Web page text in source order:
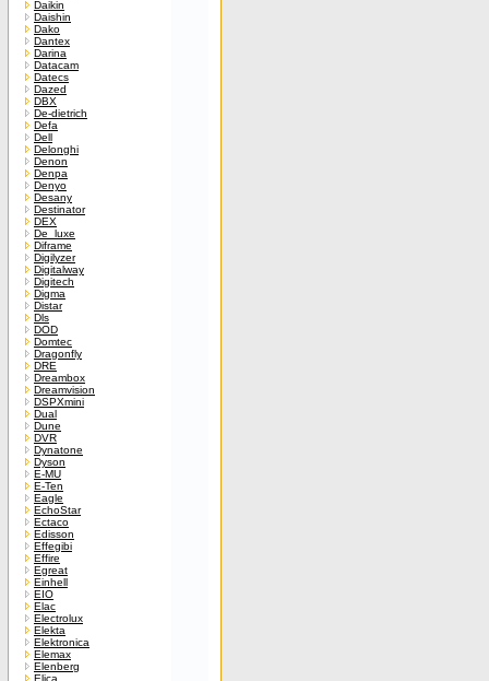
Daikin
Daishin
Dako
Dantex
Darina
Datacam
Datecs
Dazed
DBX
De-dietrich
Defa
Dell
Delonghi
Denon
Denpa
Denyo
Desany
Destinator
DEX
De_luxe
Diframe
Digilyzer
Digitalway
Digitech
Digma
Distar
Dls
DOD
Domtec
Dragonfly
DRE
Dreambox
Dreamvision
DSPXmini
Dual
Dune
DVR
Dynatone
Dyson
E-MU
E-Ten
Eagle
EchoStar
Ectaco
Edisson
Effegibi
Effire
Egreat
Einhell
EIO
Elac
Electrolux
Elekta
Elektronica
Elemax
Elenberg
Elica